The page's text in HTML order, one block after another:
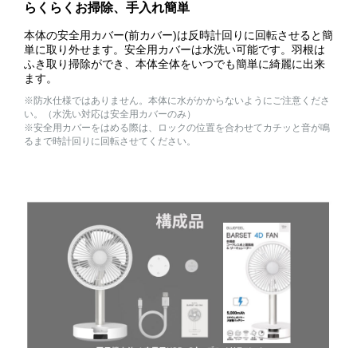
らくらくお掃除、手入れ簡単
本体の安全用カバー(前カバー)は反時計回りに回転させると簡
単に取り外せます。安全用カバーは水洗い可能です。羽根は
ふき取り掃除ができ、本体全体をいつでも簡単に綺麗に出来
ます。
※防水仕様ではありません。本体に水がかからないようにご注意くださ
い。（水洗い対応は安全用カバーのみ）
※安全用カバーをはめる際は、ロックの位置を合わせてカチッと音が鳴
るまで時計回りに回転させてください。